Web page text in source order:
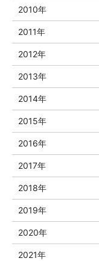
2010年
2011年
2012年
2013年
2014年
2015年
2016年
2017年
2018年
2019年
2020年
2021年